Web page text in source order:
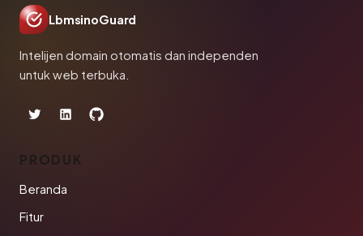
LbmsinoGuard
Intelijen domain otomatis dan independen
untuk web terbuka.
PRODUK
Beranda
Fitur